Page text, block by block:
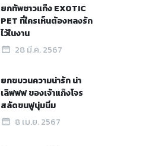
ยกทัพชาวแก๊ง EXOTIC
PET ที่ใครเห็นต้องหลงรัก
ไว้ในงาน
28 มี.ค. 2567
ยกขบวนความน่ารัก น่า
เลิฟฟฟ ของเจ้าแก๊งโจร
สลัดขนฟูนุ่มนิ่ม
8 เม.ย. 2567